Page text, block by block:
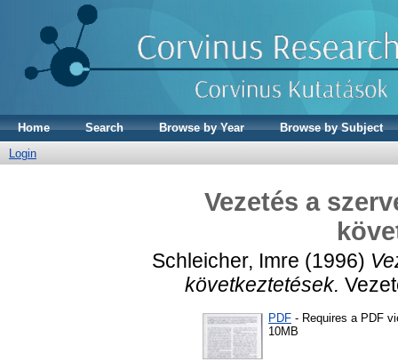
Home Search Browse by Year
Browse by Subject
Login
Vezetés a
Schleicher, Imre (1996)
következtetések.
PDF - Requires a PDF
10MB